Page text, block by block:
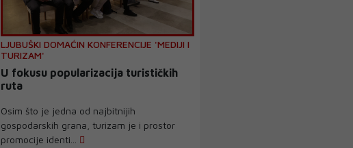
LJUBUŠKI DOMAĆIN KONFERENCIJE 'MEDIJI I
TURIZAM'
U fokusu popularizacija turističkih
ruta
Osim što je jedna od najbitnijih
gospodarskih grana, turizam je i prostor
promocije identi...